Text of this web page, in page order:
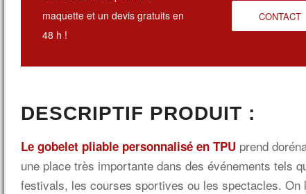
maquette et un devis gratuits en
48 h !
CONTACT
DESCRIPTIF PRODUIT :
Le gobelet pliable personnalisé en TPU prend
une place très importante dans des événements tels
festivals, les courses sportives ou les spectacles. On